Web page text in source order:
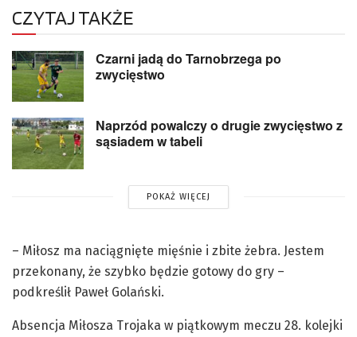
CZYTAJ TAKŻE
Czarni jadą do Tarnobrzega po
zwycięstwo
Naprzód powalczy o drugie zwycięstwo z
sąsiadem w tabeli
POKAŻ WIĘCEJ
– Miłosz ma naciągnięte mięśnie i zbite żebra. Jestem
przekonany, że szybko będzie gotowy do gry –
podkreślił Paweł Golański.
Absencja Miłosza Trojaka w piątkowym meczu 28. kolejki